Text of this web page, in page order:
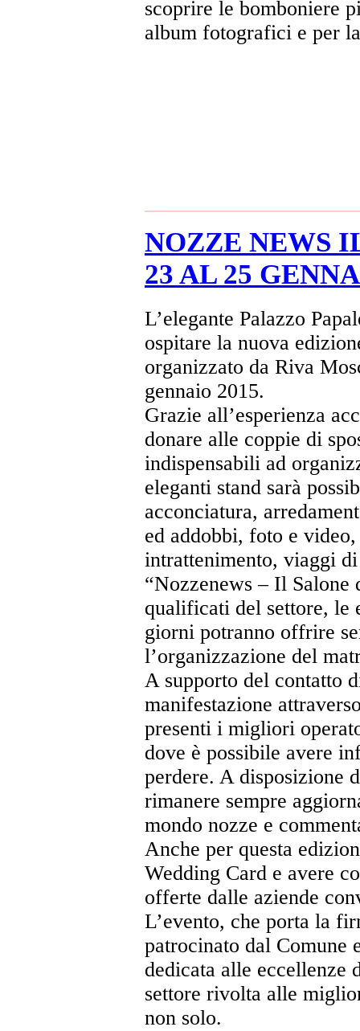
scoprire le bomboniere
album fotografici e per
NOZZE NEWS
23 AL 25
L’elegante Palazzo
ospitare la nuova
organizzato da Riva
gennaio 2015.
Grazie all’esperienza
donare alle coppie di
indispensabili ad
eleganti stand sarà
acconciatura,
ed addobbi, foto e
intrattenimento, viaggi
“Nozzenews – Il
qualificati del settore, le
giorni potranno offrire
l’organizzazione del
A supporto del contatto
manifestazione
presenti i migliori
dove è possibile avere
perdere. A disposizione
rimanere sempre
mondo nozze e
Anche per questa
Wedding Card e avere
offerte dalle aziende
L’evento, che porta la
patrocinato dal Comune
dedicata alle eccellenze
settore rivolta alle
non solo.